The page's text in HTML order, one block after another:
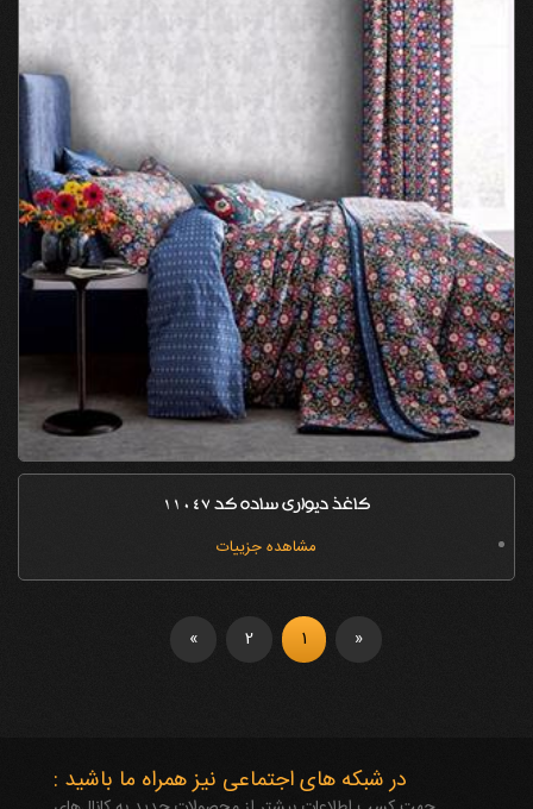
کاغذ دیواری ساده کد 11047
مشاهده جزییات
«
1
2
»
در شبکه های اجتماعی نیز همراه ما باشید :